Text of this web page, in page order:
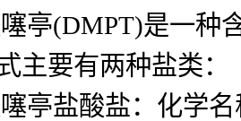
亭(DMPT)是一种
主要有两种盐类：
亭盐酸盐：化学